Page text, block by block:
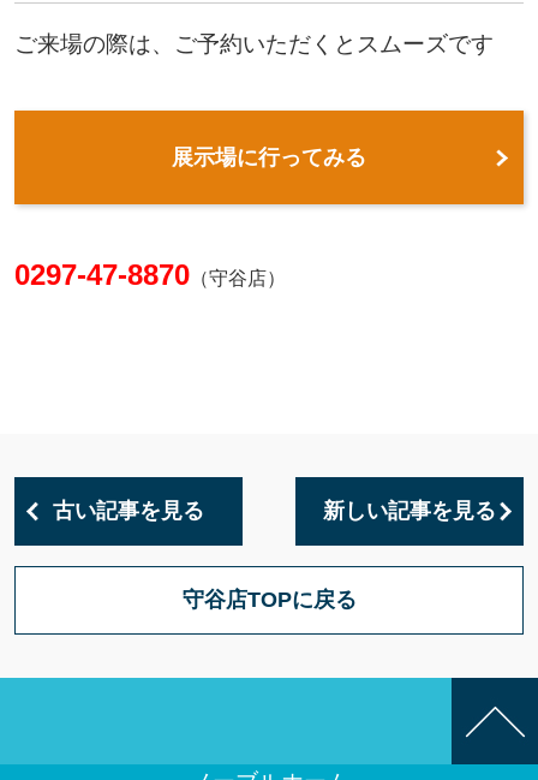
ご来場の際は、ご予約いただくとスムーズです
展示場に行ってみる
0297-47-8870（守谷店）
古い記事を見る 新しい記事を見る
守谷店TOPに戻る